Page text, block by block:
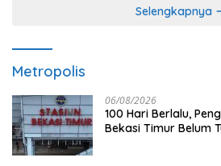
Selengkapnya
Metropolis
06/08/2026
100 Hari Berlalu,
Bekasi Timur Belum